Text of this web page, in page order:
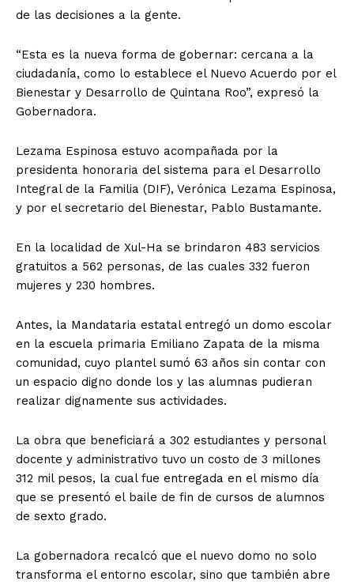
de las decisiones a la gente.
“Esta es la nueva forma de gobernar: cercana a la
ciudadanía, como lo establece el Nuevo Acuerdo por el
Bienestar y Desarrollo de Quintana Roo”, expresó la
Gobernadora.
Lezama Espinosa estuvo acompañada por la
presidenta honoraria del sistema para el Desarrollo
Integral de la Familia (DIF), Verónica Lezama Espinosa,
y por el secretario del Bienestar, Pablo Bustamante.
En la localidad de Xul-Ha se brindaron 483 servicios
gratuitos a 562 personas, de las cuales 332 fueron
mujeres y 230 hombres.
Antes, la Mandataria estatal entregó un domo escolar
en la escuela primaria Emiliano Zapata de la misma
comunidad, cuyo plantel sumó 63 años sin contar con
un espacio digno donde los y las alumnas pudieran
realizar dignamente sus actividades.
La obra que beneficiará a 302 estudiantes y personal
docente y administrativo tuvo un costo de 3 millones
312 mil pesos, la cual fue entregada en el mismo día
que se presentó el baile de fin de cursos de alumnos
de sexto grado.
La gobernadora recalcó que el nuevo domo no solo
transforma el entorno escolar, sino que también abre